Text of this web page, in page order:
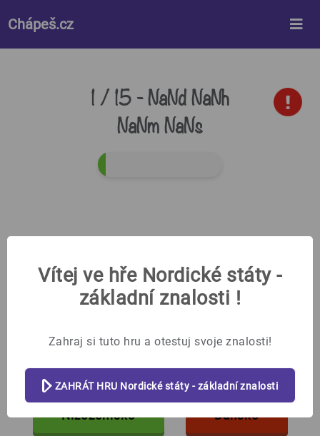
Chápeš.cz
1 / 15 -NaNd NaNh
NaNm NaNs
%%skipbtn%%
Vítej ve hře Nordické státy -
základní znalosti !
Zahraj si tuto hru a otestuj svoje znalosti!
ZAHRÁT HRU Nordické státy - základní znalosti
Nizozemsko Dánsko